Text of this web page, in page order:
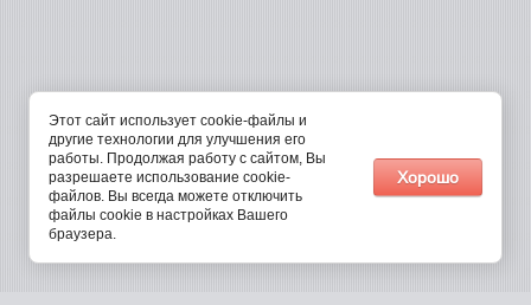
Этот сайт использует cookie-файлы и
другие технологии для улучшения его
работы. Продолжая работу с сайтом, Вы
разрешаете использование cookie-
файлов. Вы всегда можете отключить
файлы cookie в настройках Вашего
браузера.
Хорошо